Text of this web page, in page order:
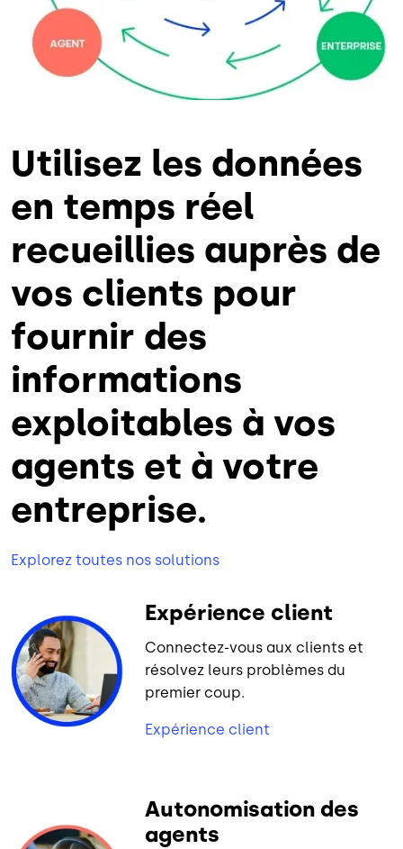
Utilisez les données
en temps réel
recueillies auprès de
vos clients pour
fournir des
informations
exploitables à vos
agents et à votre
entreprise.
Explorez toutes nos solutions
Expérience client
Connectez-vous aux clients et
résolvez leurs problèmes du
premier coup.
Expérience client
Autonomisation des
agents